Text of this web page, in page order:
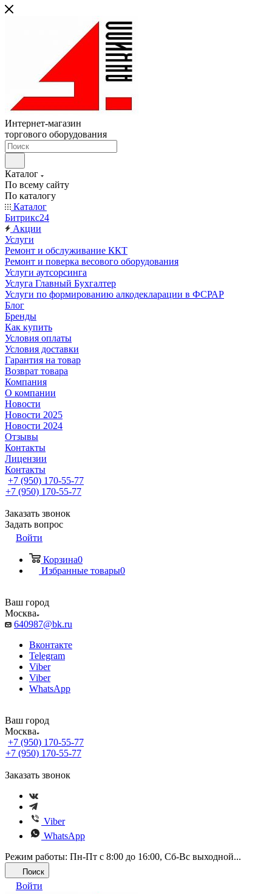
Интернет-магазин
торгового оборудования
Каталог
По всему сайту
По каталогу
Каталог
Битрикс24
Акции
Услуги
Ремонт и обслуживание ККТ
Ремонт и поверка весового оборудования
Услуги аутсорсинга
Услуга Главный Бухгалтер
Услуги по формированию алкодекларации в ФСРАР
Блог
Бренды
Как купить
Условия оплаты
Условия доставки
Гарантия на товар
Возврат товара
Компания
О компании
Новости
Новости 2025
Новости 2024
Отзывы
Контакты
Лицензии
Контакты
+7 (950) 170-55-77
+7 (950) 170-55-77
Заказать звонок
Задать вопрос
Войти
Корзина0
Избранные товары0
Ваш город
Москва
640987@bk.ru
Вконтакте
Telegram
Viber
Viber
WhatsApp
Ваш город
Москва
+7 (950) 170-55-77
+7 (950) 170-55-77
Заказать звонок
Viber
WhatsApp
Режим работы: Пн-Пт с 8:00 до 16:00, Cб-Вс выходной...
Поиск
Войти